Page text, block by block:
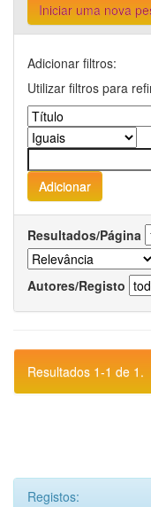
Iniciar uma nova
Adicionar filtros:
Utilizar filtros para
Resultados/Página
Autores/Registo
Resultados 1-1 de 1.
Registos: